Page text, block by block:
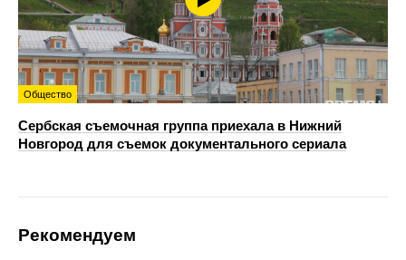
Общество
Сербская съемочная группа приехала в Нижний
Новгород для съемок документального сериала
Рекомендуем